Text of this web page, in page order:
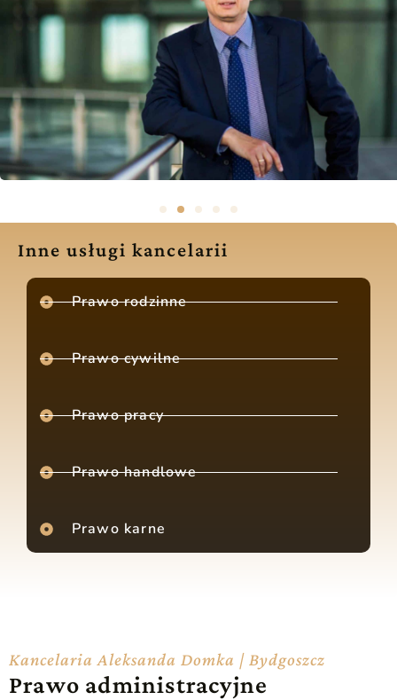
Inne usługi kancelarii
Prawo rodzinne
Prawo cywilne
Prawo pracy
Prawo handlowe
Prawo karne
Kancelaria Aleksanda Domka | Bydgoszcz
Prawo administracyjne